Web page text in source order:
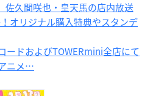
佐久間咲也・皇天馬の店内放送
オリジナル購入特典やスタンデ
ードおよびTOWERmini全店にて
アニメ…